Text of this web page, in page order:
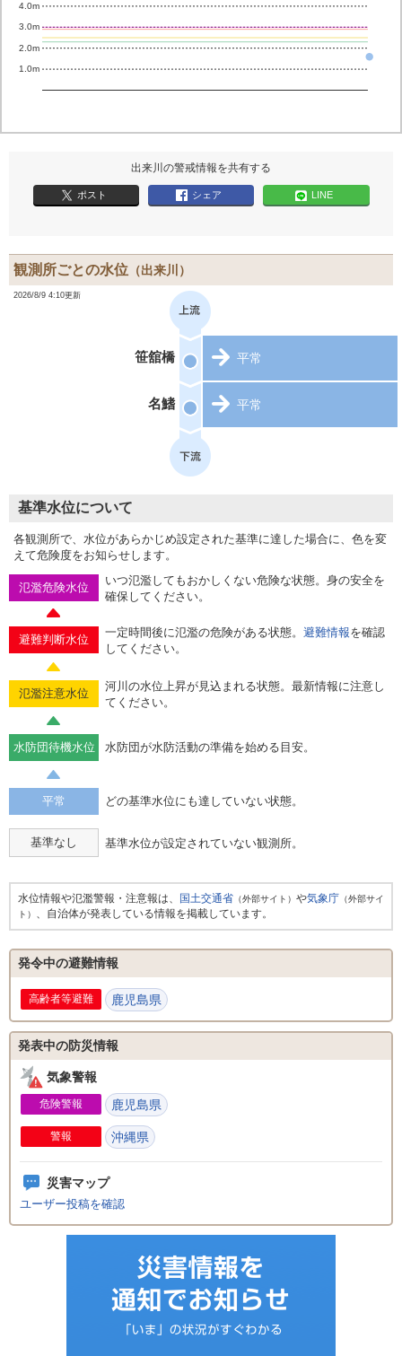
1.0m
2.0m
3.0m
4.0m
出来川の警戒情報を共有する
ポスト シェア LINE
観測所ごとの水位 （出来川）
2026/8/9 4:10更新
笹舘橋 平常
名鰭 平常
基準水位について
各観測所で、水位があらかじめ設定された基準に達した場合に、色を変
えて危険度をお知らせします。
氾濫危険水位
いつ氾濫してもおかしくない危険な状態。身の安全を
確保してください。
避難判断水位
一定時間後に氾濫の危険がある状態。 避難情報を確認
してください。
氾濫注意水位
河川の水位上昇が見込まれる状態。最新情報に注意し
てください。
水防団待機水位 水防団が水防活動の準備を始める目安。
平常 どの基準水位にも達していない状態。
基準なし 基準水位が設定されていない観測所。
水位情報や氾濫警報・注意報は、 国土交通省 （外部サイト） や気象庁 （外部サイ
ト） 、自治体が発表している情報を掲載しています。
発令中の避難情報
高齢者等避難 鹿児島県
発表中の防災情報
気象警報
危険警報 鹿児島県
警報 沖縄県
災害マップ
ユーザー投稿を確認